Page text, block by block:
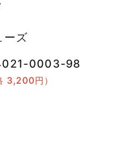
ーズ
0003-98
3,200円）